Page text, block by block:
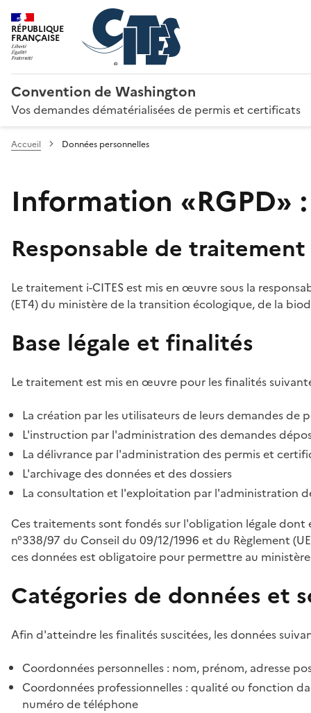
RÉPUBLIQUE
FRANÇAISE
Convention de Washington
Vos demandes dématérialisées de permis et certificats
Accueil Données personnelles
Information «RGPD»
Responsable de traitement
Le traitement i-CITES est mis en œuvre sous la
(ET4) du ministère de la transition écologique, de la
Base légale et finalités
Le traitement est mis en œuvre pour les finalités
La création par les utilisateurs de leurs demandes
L'instruction par l'administration des demandes
La délivrance par l'administration des permis et
L'archivage des données et des dossiers
La consultation et l'exploitation par l'administration
Ces traitements sont fondés sur l'obligation légale
n°338/97 du Conseil du 09/12/1996 et du Règlement
ces données est obligatoire pour permettre au
Catégories de données et
Afin d'atteindre les finalités suscitées, les données
Coordonnées personnelles : nom, prénom, adresse
Coordonnées professionnelles : qualité ou fonction
numéro de téléphone